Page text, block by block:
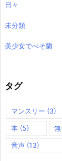
日々
未分類
美少女でべそ蘭
タグ
マンスリー (3)
本 (5)
音声 (13)